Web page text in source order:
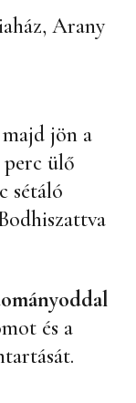
Arany
jön a
perc ülő
sétáló
és a